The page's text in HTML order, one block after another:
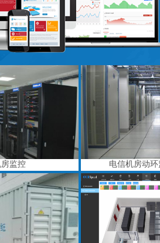
监控 电信机房动